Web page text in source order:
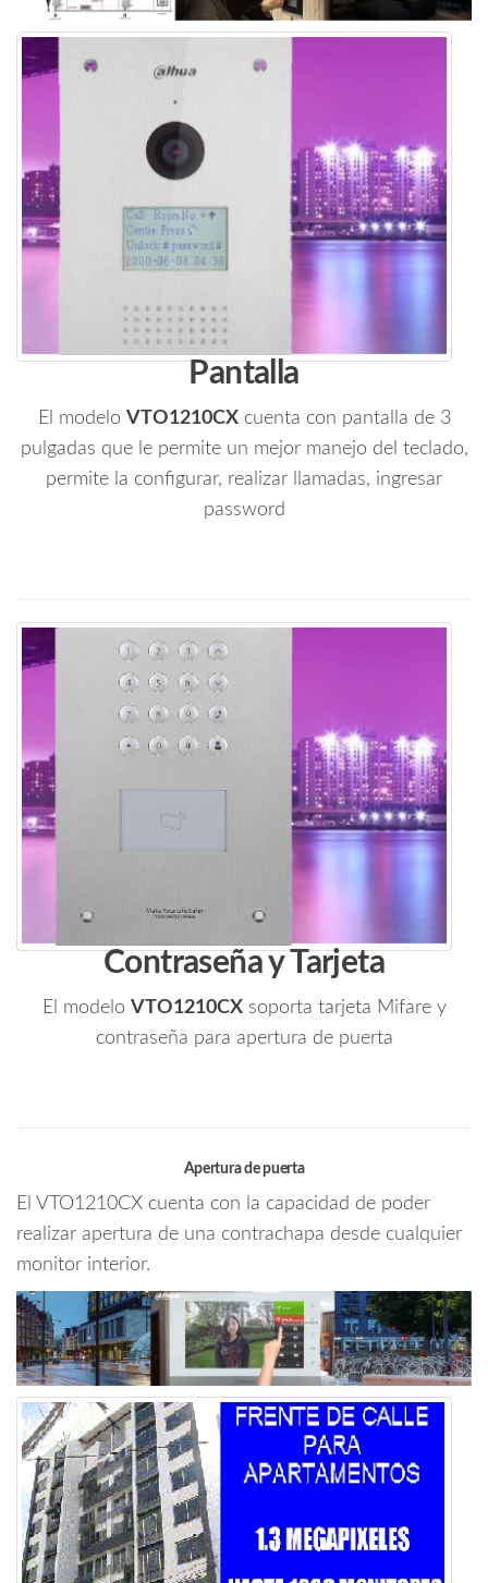
Pantalla
El modelo VTO1210CXcuenta con pantalla de 3
pulgadas que le permite un mejor manejo del teclado,
permite la configurar, realizar llamadas, ingresar
password
Contraseña y Tarjeta
El modelo VTO1210CXsoporta tarjeta Mifare y
contraseña para apertura de puerta
Apertura de puerta
El VTO1210CX cuenta con la capacidad de poder
realizar apertura de una contrachapa desde cualquier
monitor interior.